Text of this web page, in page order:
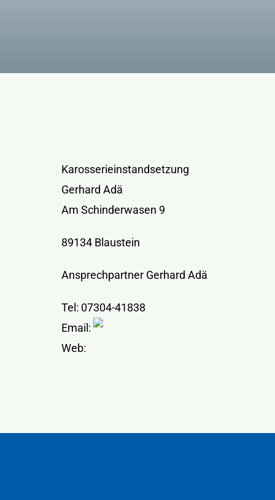
Karosserieinstandsetzung
Gerhard Adä
Am Schinderwasen 9
89134 Blaustein
Ansprechpartner Gerhard Adä
Tel: 07304-41838
Email:
Web: